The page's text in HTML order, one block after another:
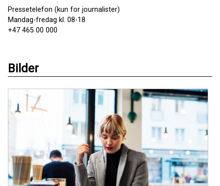
Pressetelefon (kun for journalister)
Mandag-fredag kl. 08-18
+47 465 00 000
Bilder